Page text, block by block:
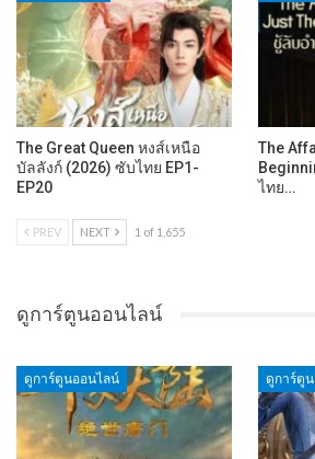
The Great Queen หงส์เหนือ
บัลลังก์ (2026) ซับไทย EP1-
EP20
The
ไทย…
PREV NEXT 1 of 1,655
ดูการ์ตูนออนไลน์
ดูการ์ตูนออนไลน์ ดูการ์ตู